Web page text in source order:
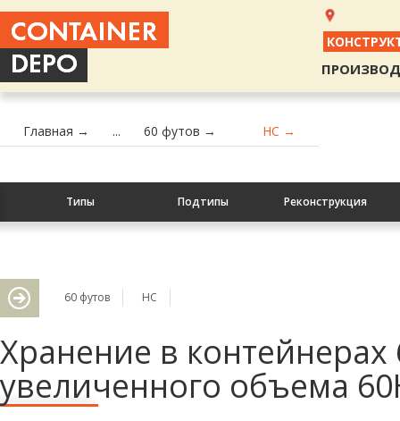
Главная → ... 60 футов → HC →
Типы Подтипы Реконструкция
60 футов HC
Хранение в контейнерах
увеличенного объема